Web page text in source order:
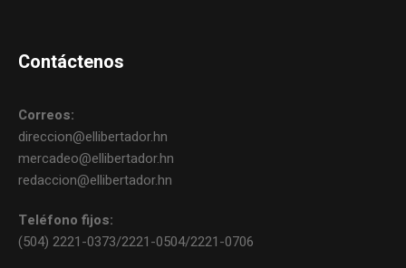
Contáctenos
Correos:
direccion@ellibertador.hn
mercadeo@ellibertador.hn
redaccion@ellibertador.hn
Teléfono fijos:
(504) 2221-0373/2221-0504/2221-0706